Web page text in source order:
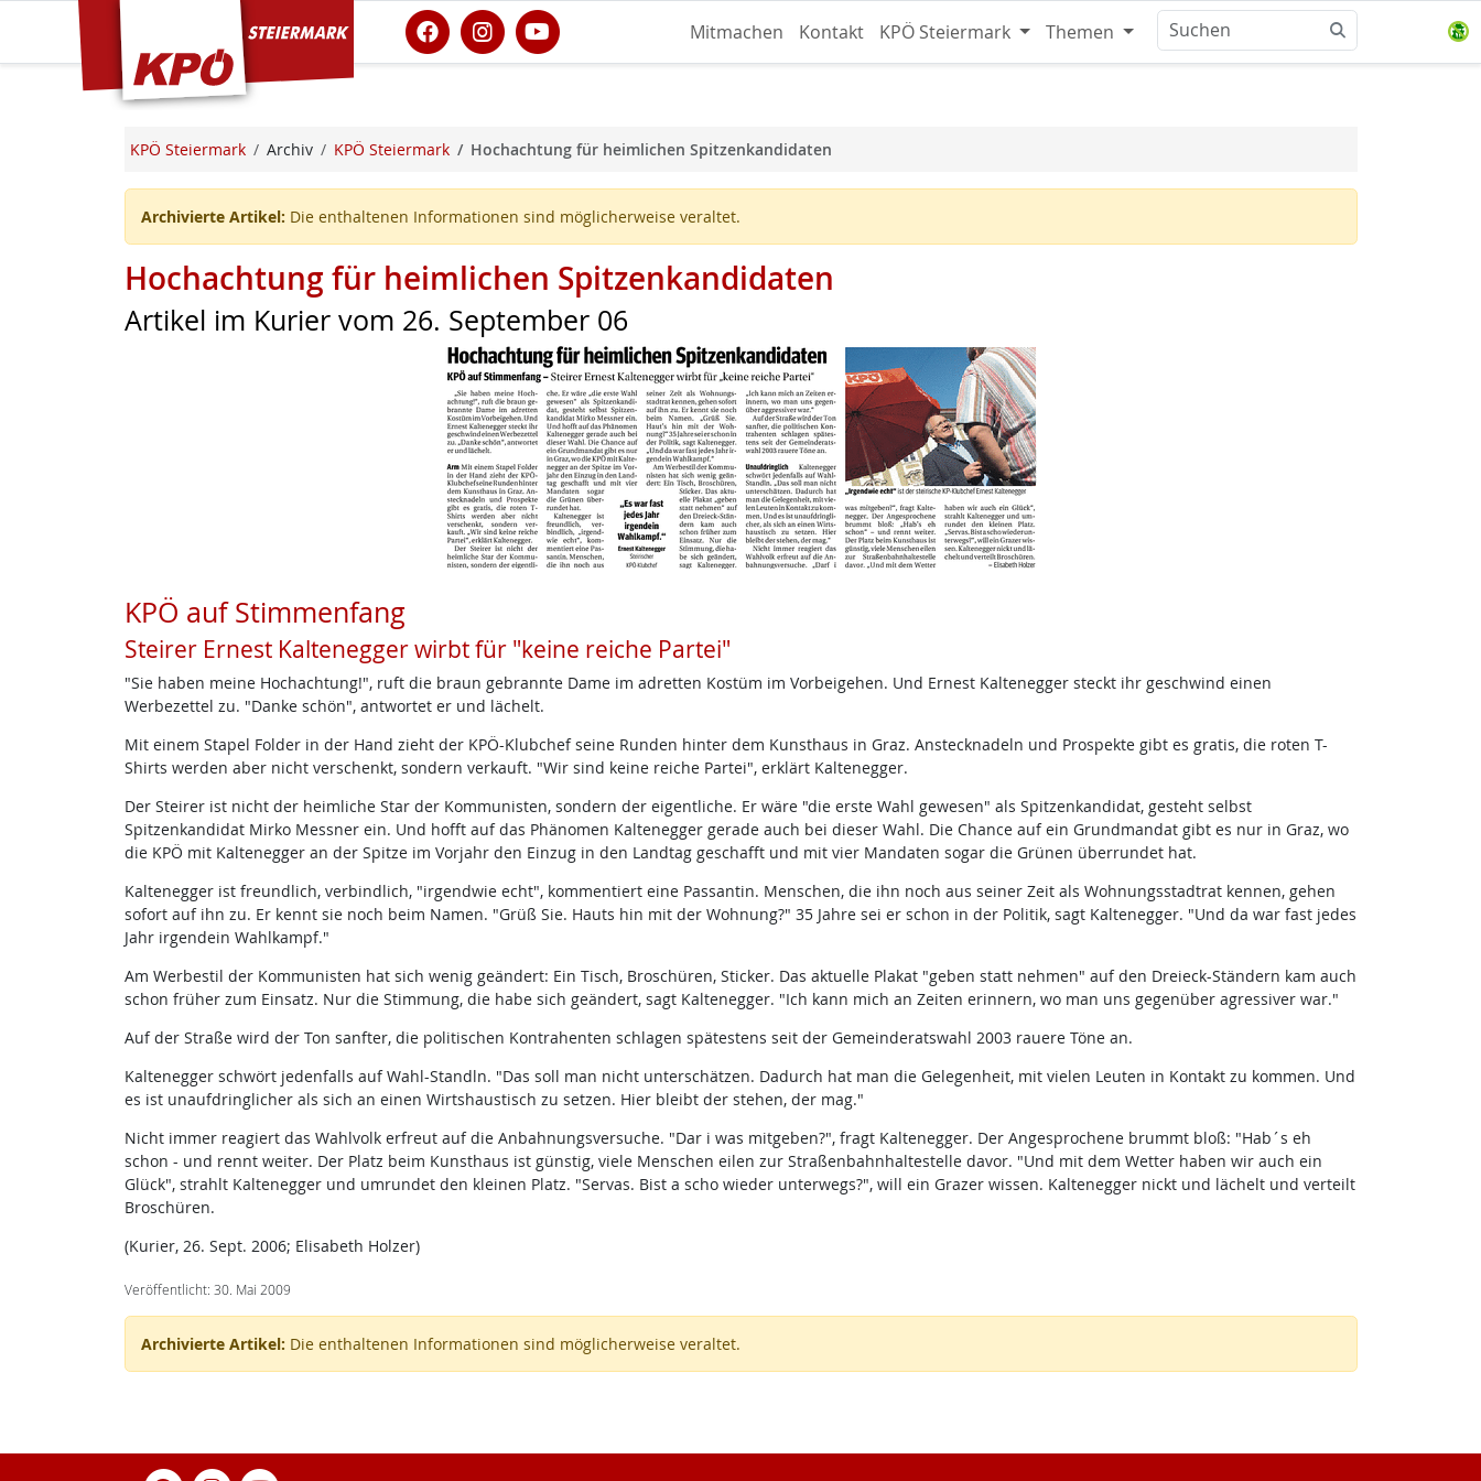
KPÖ Steiermark Mitmachen Kontakt KPÖ Steiermark Themen
KPÖ Steiermark Archiv KPÖ Steiermark Hochachtung für heimlichen Spitzenkandidaten
Archivierte Artikel: Die enthaltenen Informationen sind möglicherweise veraltet.
Hochachtung für heimlichen Spitzenkandidaten
Artikel im Kurier vom 26. September 06
KPÖ auf Stimmenfang
Steirer Ernest Kaltenegger wirbt für "keine reiche Partei"
"Sie haben meine Hochachtung!", ruft die braun gebrannte Dame im adretten Kostüm im Vorbeigehen. Und Ernest Kaltenegger steckt ihr geschwind einen
Werbezettel zu. "Danke schön", antwortet er und lächelt.
Mit einem Stapel Folder in der Hand zieht der KPÖ-Klubchef seine Runden hinter dem Kunsthaus in Graz. Anstecknadeln und Prospekte gibt es gratis, die roten T-
Shirts werden aber nicht verschenkt, sondern verkauft. "Wir sind keine reiche Partei", erklärt Kaltenegger.
Der Steirer ist nicht der heimliche Star der Kommunisten, sondern der eigentliche. Er wäre "die erste Wahl gewesen" als Spitzenkandidat, gesteht selbst
Spitzenkandidat Mirko Messner ein. Und hofft auf das Phänomen Kaltenegger gerade auch bei dieser Wahl. Die Chance auf ein Grundmandat gibt es nur in Graz, wo
die KPÖ mit Kaltenegger an der Spitze im Vorjahr den Einzug in den Landtag geschafft und mit vier Mandaten sogar die Grünen überrundet hat.
Kaltenegger ist freundlich, verbindlich, "irgendwie echt", kommentiert eine Passantin. Menschen, die ihn noch aus seiner Zeit als Wohnungsstadtrat kennen, gehen
sofort auf ihn zu. Er kennt sie noch beim Namen. "Grüß Sie. Hauts hin mit der Wohnung?" 35 Jahre sei er schon in der Politik, sagt Kaltenegger. "Und da war fast jedes
Jahr irgendein Wahlkampf."
Am Werbestil der Kommunisten hat sich wenig geändert: Ein Tisch, Broschüren, Sticker. Das aktuelle Plakat "geben statt nehmen" auf den Dreieck-Ständern kam auch
schon früher zum Einsatz. Nur die Stimmung, die habe sich geändert, sagt Kaltenegger. "Ich kann mich an Zeiten erinnern, wo man uns gegenüber agressiver war."
Auf der Straße wird der Ton sanfter, die politischen Kontrahenten schlagen spätestens seit der Gemeinderatswahl 2003 rauere Töne an.
Kaltenegger schwört jedenfalls auf Wahl-Standln. "Das soll man nicht unterschätzen. Dadurch hat man die Gelegenheit, mit vielen Leuten in Kontakt zu kommen. Und
es ist unaufdringlicher als sich an einen Wirtshaustisch zu setzen. Hier bleibt der stehen, der mag."
Nicht immer reagiert das Wahlvolk erfreut auf die Anbahnungsversuche. "Dar i was mitgeben?", fragt Kaltenegger. Der Angesprochene brummt bloß: "Hab´s eh
schon - und rennt weiter. Der Platz beim Kunsthaus ist günstig, viele Menschen eilen zur Straßenbahnhaltestelle davor. "Und mit dem Wetter haben wir auch ein
Glück", strahlt Kaltenegger und umrundet den kleinen Platz. "Servas. Bist a scho wieder unterwegs?", will ein Grazer wissen. Kaltenegger nickt und lächelt und verteilt
Broschüren.
(Kurier, 26. Sept. 2006; Elisabeth Holzer)
Veröffentlicht: 30. Mai 2009
Archivierte Artikel: Die enthaltenen Informationen sind möglicherweise veraltet.